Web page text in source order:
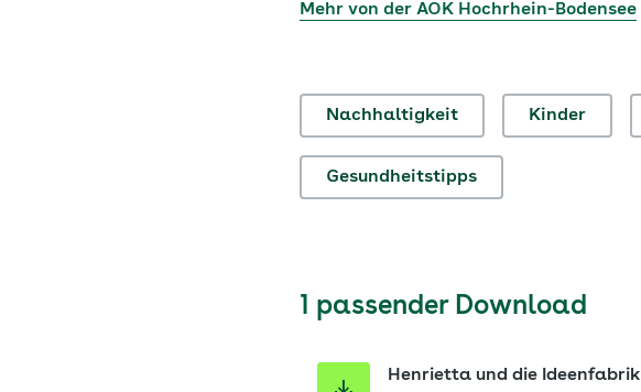
Mehr von der AOK Hochrhein-Bodensee
Nachhaltigkeit Kinder
Gesundheitstipps
1 passender Download
Henrietta und die Ideenfabrik